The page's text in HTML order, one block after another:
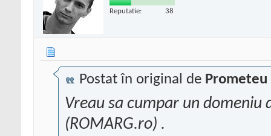
Reputatie: 38
Postat în original de Prometeu
Vreau sa cumpar un domeniu
(ROMARG.ro) .